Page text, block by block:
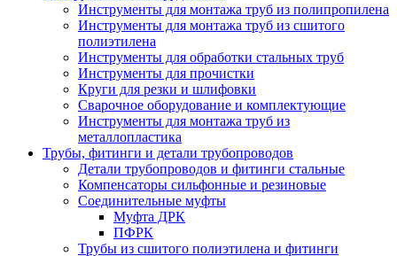
Инструменты для монтажа труб из полипропилена
Инструменты для монтажа труб из сшитого
полиэтилена
Инструменты для обработки стальных труб
Инструменты для прочистки
Круги для резки и шлифовки
Сварочное оборудование и комплектующие
Инструменты для монтажа труб из
металлопластика
Трубы, фитинги и детали трубопроводов
Детали трубопроводов и фитинги стальные
Компенсаторы сильфонные и резиновые
Соединительные муфты
Муфта ДРК
ПФРК
Трубы из сшитого полиэтилена и фитинги